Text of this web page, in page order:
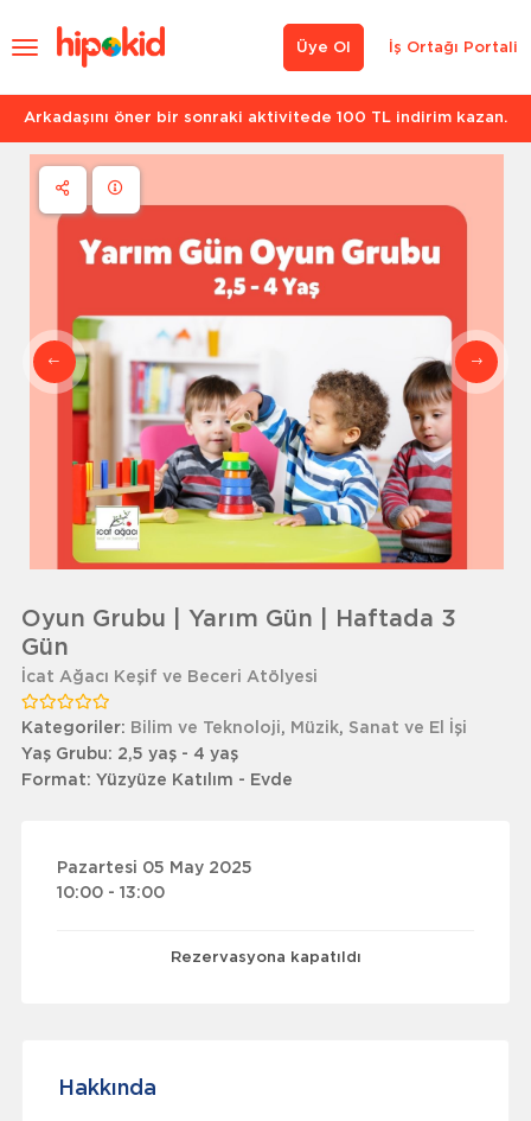
İş Ortağı Portali
Üye Ol
Arkadaşını öner bir sonraki aktivitede 100 TL indirim kazan.
Oyun Grubu | Yarım Gün | Haftada 3
Gün
İcat Ağacı Keşif ve Beceri Atölyesi
Kategoriler: Bilim ve Teknoloji, Müzik, Sanat ve El İşi
Yaş Grubu: 2,5 yaş - 4 yaş
Format: Yüzyüze Katılım - Evde
Pazartesi 05 May 2025
10:00 - 13:00
Rezervasyona kapatıldı
Hakkında